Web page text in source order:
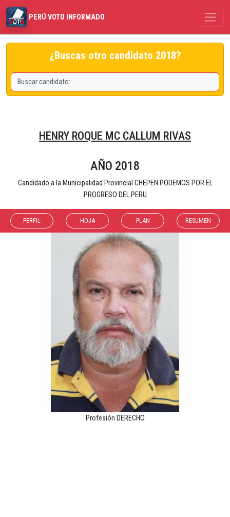
PERÚ VOTO INFORMADO
¿Buscas otro candidato 2018?
HENRY ROQUE MC CALLUM RIVAS
AÑO 2018
Candidado a la Municipalidad Provincial CHEPEN PODEMOS POR EL
PROGRESO DEL PERU
PERFIL HOJA PLAN RESUMEN
Profesión DERECHO